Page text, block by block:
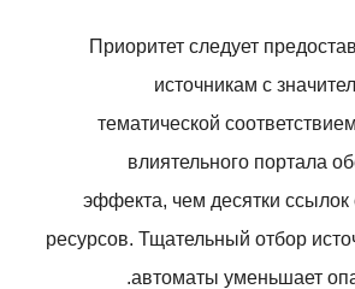
Приоритет следует
источникам с
тематической
влиятельного портала
эффекта, чем десятки
ресурсов. Тщательный отбор
автоматы уменьшает